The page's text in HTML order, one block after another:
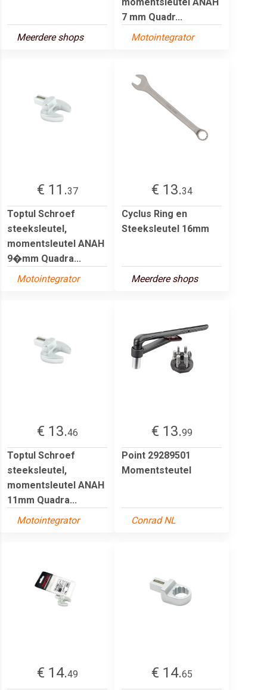
Meerdere shops
7 mm Quadr...
Motointegrator
€ 11.37
Toptul Schroef
steeksleutel,
momentsleutel ANAH
9�mm Quadra...
Motointegrator
€ 13.34
Cyclus Ring en
Steeksleutel 16mm
Meerdere shops
€ 13.46
Toptul Schroef
steeksleutel,
momentsleutel ANAH
11mm Quadra...
Motointegrator
€ 13.99
Point 29289501
Momentsteutel
Conrad NL
€ 14.49
€ 14.65